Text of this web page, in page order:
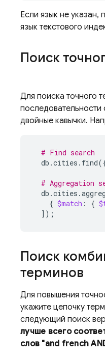
Если язык не указан,
язык текстового
Поиск
Для поиска точного
последовательности
двойные кавычки.
# Find search
db.cities.find
# Aggregation
{ $match : {
]) ;
Поиск
терминов
Для повышения
укажите цепочку
следующий поиск
лучше всего
слов "and french